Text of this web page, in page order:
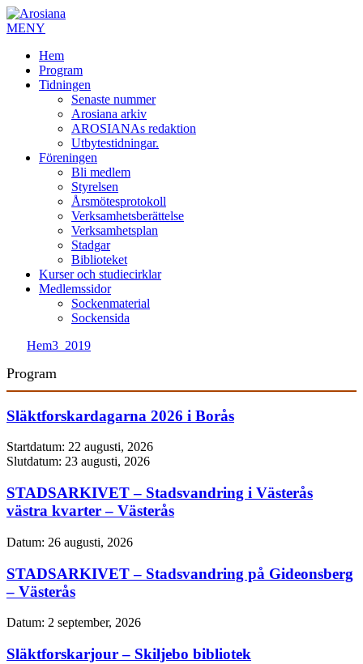
MENY
Hem
Program
Tidningen
Senaste nummer
Arosiana arkiv
AROSIANAs redaktion
Utbytestidningar.
Föreningen
Bli medlem
Styrelsen
Årsmötesprotokoll
Verksamhetsberättelse
Verksamhetsplan
Stadgar
Biblioteket
Kurser och studiecirklar
Medlemssidor
Sockenmaterial
Sockensida
Hem3_2019
Program
Släktforskardagarna 2026 i Borås
Startdatum: 22 augusti, 2026
Slutdatum: 23 augusti, 2026
STADSARKIVET – Stadsvandring i Västerås
västra kvarter – Västerås
Datum: 26 augusti, 2026
STADSARKIVET – Stadsvandring på Gideonsberg
– Västerås
Datum: 2 september, 2026
Släktforskarjour – Skiljebo bibliotek